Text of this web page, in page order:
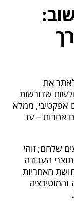
את
שדורשות
אפקטיבי, ממלא
אחרות – עד
שלהם; זוהי
העבודה
האחריות